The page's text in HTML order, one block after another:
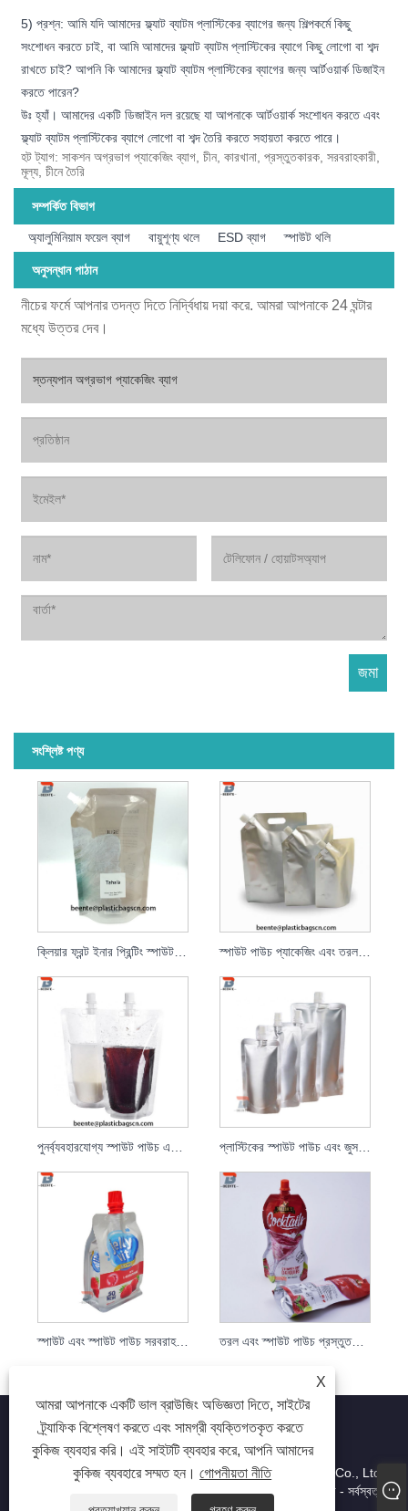
5) প্রশ্ন: আমি যদি আমাদের ফ্ল্যাট ব্যাটম প্লাস্টিকের ব্যাগের জন্য শিল্পকর্মে কিছু
সংশোধন করতে চাই, বা আমি আমাদের ফ্ল্যাট ব্যাটম প্লাস্টিকের ব্যাগে কিছু লোগো বা শব্দ
রাখতে চাই? আপনি কি আমাদের ফ্ল্যাট ব্যাটম প্লাস্টিকের ব্যাগের জন্য আর্টওয়ার্ক ডিজাইন
করতে পারেন?
উঃ হ্যাঁ। আমাদের একটি ডিজাইন দল রয়েছে যা আপনাকে আর্টওয়ার্ক সংশোধন করতে এবং
ফ্ল্যাট ব্যাটম প্লাস্টিকের ব্যাগে লোগো বা শব্দ তৈরি করতে সহায়তা করতে পারে।
হট ট্যাগ: সাকশন অগ্রভাগ প্যাকেজিং ব্যাগ, চীন, কারখানা, প্রস্তুতকারক, সরবরাহকারী,
মূল্য, চীনে তৈরি
সম্পর্কিত বিভাগ
অ্যালুমিনিয়াম ফয়েল ব্যাগ বায়ুশূণ্য থলে ESD ব্যাগ স্পাউট থলি
অনুসন্ধান পাঠান
নীচের ফর্মে আপনার তদন্ত দিতে নির্দ্বিধায় দয়া করে. আমরা আপনাকে 24 ঘন্টার
মধ্যে উত্তর দেব।
সংশ্লিষ্ট পণ্য
ক্লিয়ার ফ্রন্ট ইনার প্রিন্টিং স্পাউট পাউচ
স্পাউট এবং স্পাউট পাউচ সরবরাহকারী সহ তরল স্ট্যান্ড আপ পাউচ তরল এবং স্পাউট পাউচ প্রস্তুতকারকদের জন্য স্ট্যান্ড আপ পাউচ
X
আমরা আপনাকে একটি ভাল ব্রাউজিং অভিজ্ঞতা দিতে, সাইটের
ট্র্যাফিক বিশ্লেষণ করতে এবং সামগ্রী ব্যক্তিগতকৃত করতে
কুকিজ ব্যবহার করি। এই সাইটটি ব্যবহার করে, আপনি আমাদের
কুকিজ ব্যবহারে সম্মত হন।গোপনীয়তা নীতি
কপিরাইট © 2023 Dongguan beiente packaging materials Co., Ltd.
- ফুড প্লাস্টিক ব্যাগ, ইন্ডাস্ট্রিয়াল প্লাস্টিক ব্যাগ, লেমিনেটেড প্লাস্টিক ব্যাগ - সর্বস্বত্ব